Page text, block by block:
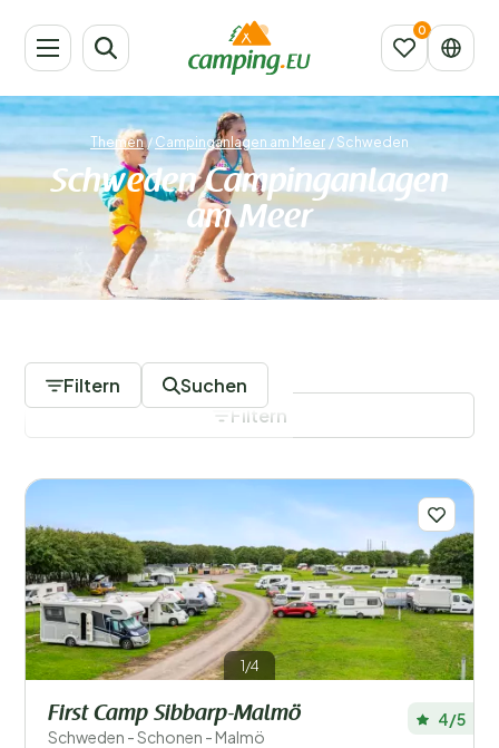
Themen/ Campinganlagen am Meer / Schweden
Schweden Campinganlagen
am Meer
Filtern Suchen
Regionen
Filtern
1/4
First Camp Sibbarp-Malmö
Schweden - Schonen - Malmö
4/5